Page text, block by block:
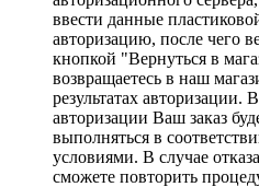
ввести данные
авторизацию, после чего
кнопкой "Вернуться в
возвращаетесь в наш
результатах авторизации.
авторизации Ваш заказ
выполняться в
условиями. В случае
сможете повторить